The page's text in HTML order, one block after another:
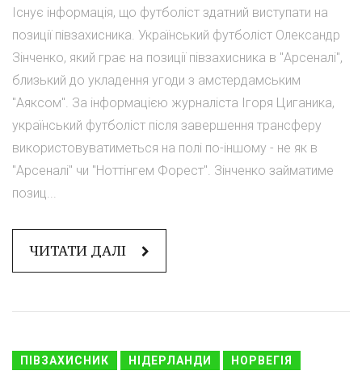
Існує інформація, що футболіст здатний виступати на
позиції півзахисника. Український футболіст Олександр
Зінченко, який грає на позиції півзахисника в "Арсеналі",
близький до укладення угоди з амстердамським
"Аяксом". За інформацією журналіста Ігоря Циганика,
український футболіст після завершення трансферу
використовуватиметься на полі по-іншому - не як в
"Арсеналі" чи "Ноттінгем Форест". Зінченко займатиме
позиц...
ЧИТАТИ ДАЛІ
ПІВЗАХИСНИК НІДЕРЛАНДИ НОРВЕГІЯ